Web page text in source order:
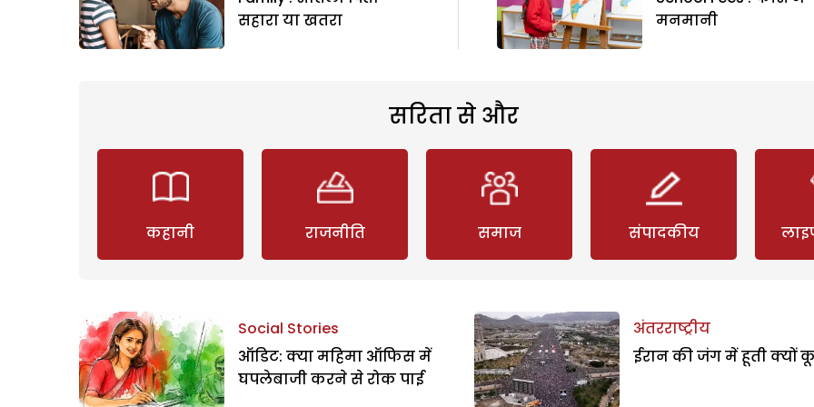
सहारा या खतरा
मनमानी
सरिता से और
कहानी राजनीति समाज संपादकीय
Social Stories
ऑडिट: क्या महिमा ऑफिस में
घपलेबाजी करने से रोक पाई
अंतरराष्ट्रीय
ईरान की जंग में हूती क्यों